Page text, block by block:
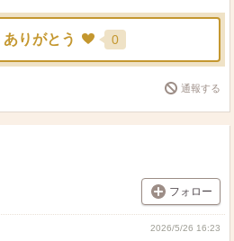
ありがとう 0
通報する
フォロー
2026/5/26 16:23